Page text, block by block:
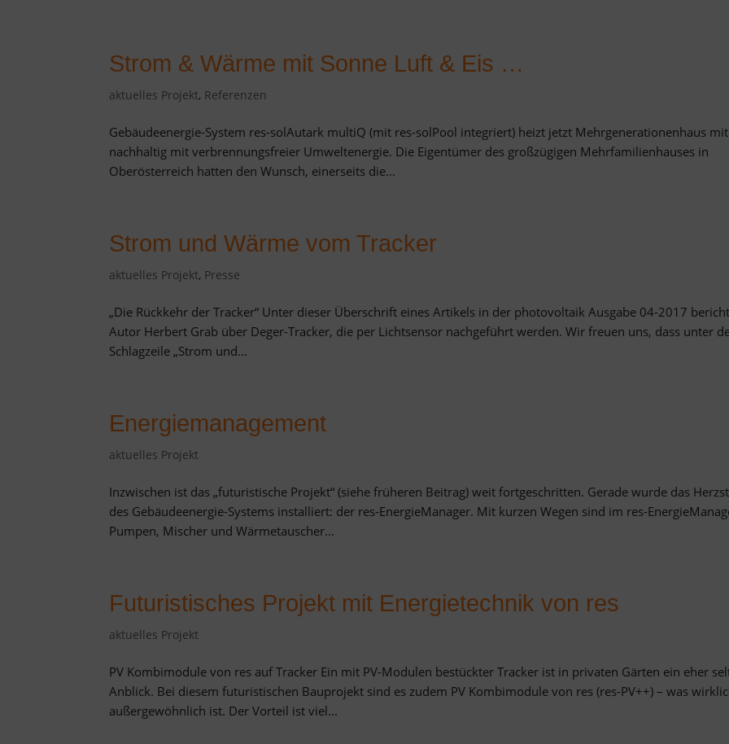
Strom & Wärme mit Sonne Luft & Eis …
aktuelles Projekt, Referenzen
Gebäudeenergie-System res-solAutark multiQ (mit res-solPool integriert) heizt jetzt Mehrgenerationenhaus
nachhaltig mit verbrennungsfreier Umweltenergie. Die Eigentümer des großzügigen Mehrfamilienhauses in
Oberösterreich hatten den Wunsch, einerseits die...
Strom und Wärme vom Tracker
aktuelles Projekt, Presse
„Die Rückkehr der Tracker“ Unter dieser Überschrift eines Artikels in der photovoltaik Ausgabe 04-2017
Autor Herbert Grab über Deger-Tracker, die per Lichtsensor nachgeführt werden. Wir freuen uns, dass unter
Schlagzeile „Strom und...
Energiemanagement
aktuelles Projekt
Inzwischen ist das „futuristische Projekt“ (siehe früheren Beitrag) weit fortgeschritten. Gerade wurde das
des Gebäudeenergie-Systems installiert: der res-EnergieManager. Mit kurzen Wegen sind im res-
Pumpen, Mischer und Wärmetauscher...
Futuristisches Projekt mit Energietechnik von res
aktuelles Projekt
PV Kombimodule von res auf Tracker Ein mit PV-Modulen bestückter Tracker ist in privaten Gärten ein eher
Anblick. Bei diesem futuristischen Bauprojekt sind es zudem PV Kombimodule von res (res-PV++) – was
außergewöhnlich ist. Der Vorteil ist viel...